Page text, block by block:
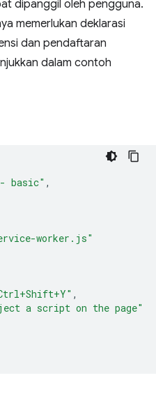
dipanggil oleh pengguna.
memerlukan deklarasi
dan pendaftaran
dalam contoh
- basic" ,
worker.js"
,
a script on the page"